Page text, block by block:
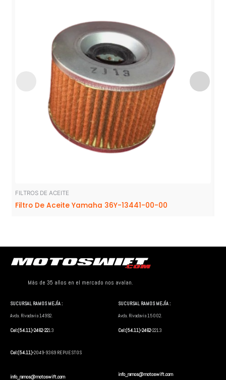
FILTROS DE ACEITE
Filtro De Aceite Yamaha 36Y-13441-00-00
Más de 35 años en el mercado nos avalan.
SUCURSAL RAMOS MEJÍA :
Avda. Rivadavia 14992.
Cel:(54.11)-2462-2213
Cel:(54.11)-2049-9369 REPUESTOS
info_ramos@motoswift.com
SUCURSAL RAMOS MEJÍA :
Avda. Rivadavia 15002.
Cel:(54.11)-2462-2213
info_ramos@motoswift.com